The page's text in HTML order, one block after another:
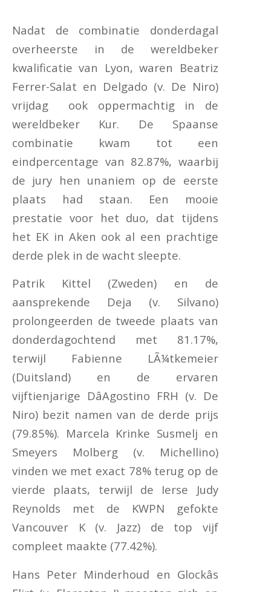
Nadat de combinatie donderdagal
overheerste in de wereldbeker
kwalificatie van Lyon, waren Beatriz
Ferrer-Salat en Delgado (v. De Niro)
vrijdag ook oppermachtig in de
wereldbeker Kur. De Spaanse
combinatie kwam tot een
eindpercentage van 82.87%, waarbij
de jury hen unaniem op de eerste
plaats had staan. Een mooie
prestatie voor het duo, dat tijdens
het EK in Aken ook al een prachtige
derde plek in de wacht sleepte.
Patrik Kittel (Zweden) en de
aansprekende Deja (v. Silvano)
prolongeerden de tweede plaats van
donderdagochtend met 81.17%,
terwijl Fabienne LÃ¼tkemeier
(Duitsland) en de ervaren
vijftienjarige DâAgostino FRH (v. De
Niro) bezit namen van de derde prijs
(79.85%). Marcela Krinke Susmelj en
Smeyers Molberg (v. Michellino)
vinden we met exact 78% terug op de
vierde plaats, terwijl de Ierse Judy
Reynolds met de KWPN gefokte
Vancouver K (v. Jazz) de top vijf
compleet maakte (77.42%).
Hans Peter Minderhoud en Glockâs